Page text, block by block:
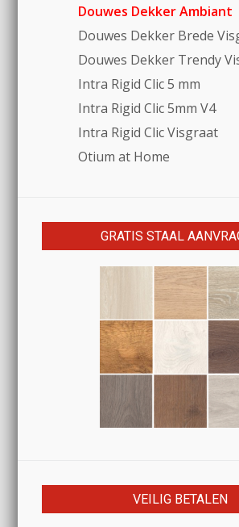
Douwes Dekker Ambiant
Douwes Dekker Brede
Douwes Dekker Trendy
Intra Rigid Clic 5 mm
Intra Rigid Clic 5mm V4
Intra Rigid Clic Visgraat
Otium at Home
GRATIS STAAL
VEILIG BETALEN